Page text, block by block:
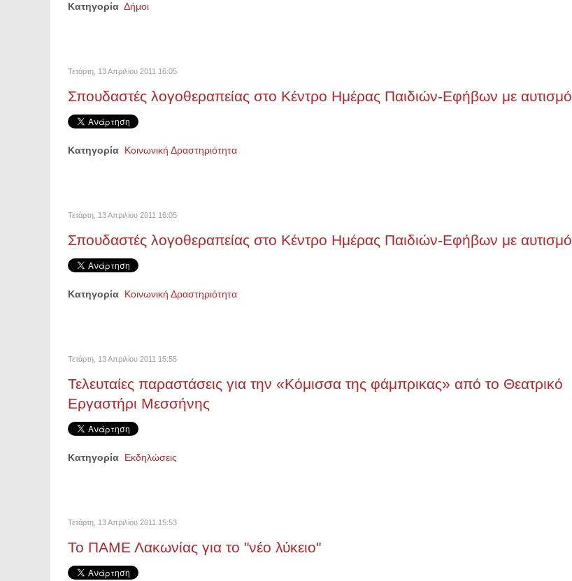
Κατηγορία Δήμοι
Τετάρτη, 13 Απριλίου 2011 16:05
Σπουδαστές λογοθεραπείας στο Κέντρο Ημέρας Παιδιών-Εφήβων με αυτισμό
Κατηγορία Κοινωνική Δραστηριότητα
Τετάρτη, 13 Απριλίου 2011 16:05
Σπουδαστές λογοθεραπείας στο Κέντρο Ημέρας Παιδιών-Εφήβων με αυτισμό
Κατηγορία Κοινωνική Δραστηριότητα
Τετάρτη, 13 Απριλίου 2011 15:55
Τελευταίες παραστάσεις για την «Κόμισσα της φάμπρικας» από το Θεατρικό
Εργαστήρι Μεσσήνης
Κατηγορία Εκδηλώσεις
Τετάρτη, 13 Απριλίου 2011 15:53
Το ΠΑΜΕ Λακωνίας για το "νέο λύκειο"